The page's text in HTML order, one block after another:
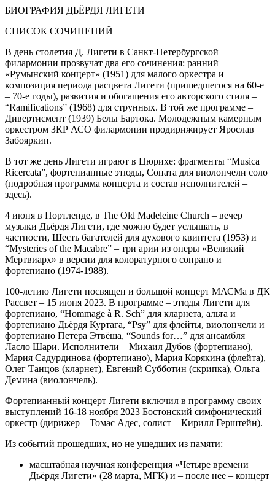
БИОГРАФИЯ ДЬЁРДЯ ЛИГЕТИ
СПИСОК СОЧИНЕНИЙ
В день столетия Д. Лигети в Санкт-Петербургской
филармонии прозвучат два его сочинения: ранний
«Румынский концерт» (1951) для малого оркестра и
композиция периода расцвета Лигети (пришедшегося на 60-е
– 70-е годы), развития и обогащения его авторского стиля –
“Ramifications” (1968) для струнных. В той же программе –
Дивертисмент (1939) Белы Бартока. Молодежным камерным
оркестром ЗКР АСО филармонии продирижирует Ярослав
Забояркин.
В тот же день Лигети играют в Цюрихе: фрагменты “Musica
Ricercata”, фортепианные этюды, Соната для виолончели соло
(подробная программа концерта и состав исполнителей –
здесь).
4 июня в Портленде, в The Old Madeleine Church – вечер
музыки Дьёрдя Лигети, где можно будет услышать, в
частности, Шесть багателей для духового квинтета (1953) и
“Mysteries of the Macabre” – три арии из оперы «Великий
Мертвиарх» в версии для колоратурного сопрано и
фортепиано (1974-1988).
100-летию Лигети посвящен и большой концерт МАСМа в ДК
Рассвет – 15 июня 2023. В программе – этюды Лигети для
фортепиано, “Hommage à R. Sch” для кларнета, альта и
фортепиано Дьёрдя Куртага, “Psy” для флейты, виолончели и
фортепиано Петера Этвёша, “Sounds for…” для ансамбля
Ласло Шари. Исполнители – Михаил Дубов (фортепиано),
Мария Садурдинова (фортепиано), Мария Корякина (флейта),
Олег Танцов (кларнет), Евгений Субботин (скрипка), Ольга
Демина (виолончель).
Фортепианный концерт Лигети включил в программу своих
выступлений 16-18 ноября 2023 Бостонский симфонический
оркестр (дирижер – Томас Адес, солист – Кирилл Герштейн).
Из событий прошедших, но не ушедших из памяти:
масштабная научная конференция «Четыре времени
Дьёрдя Лигети» (28 марта, МГК) и – после нее – концерт